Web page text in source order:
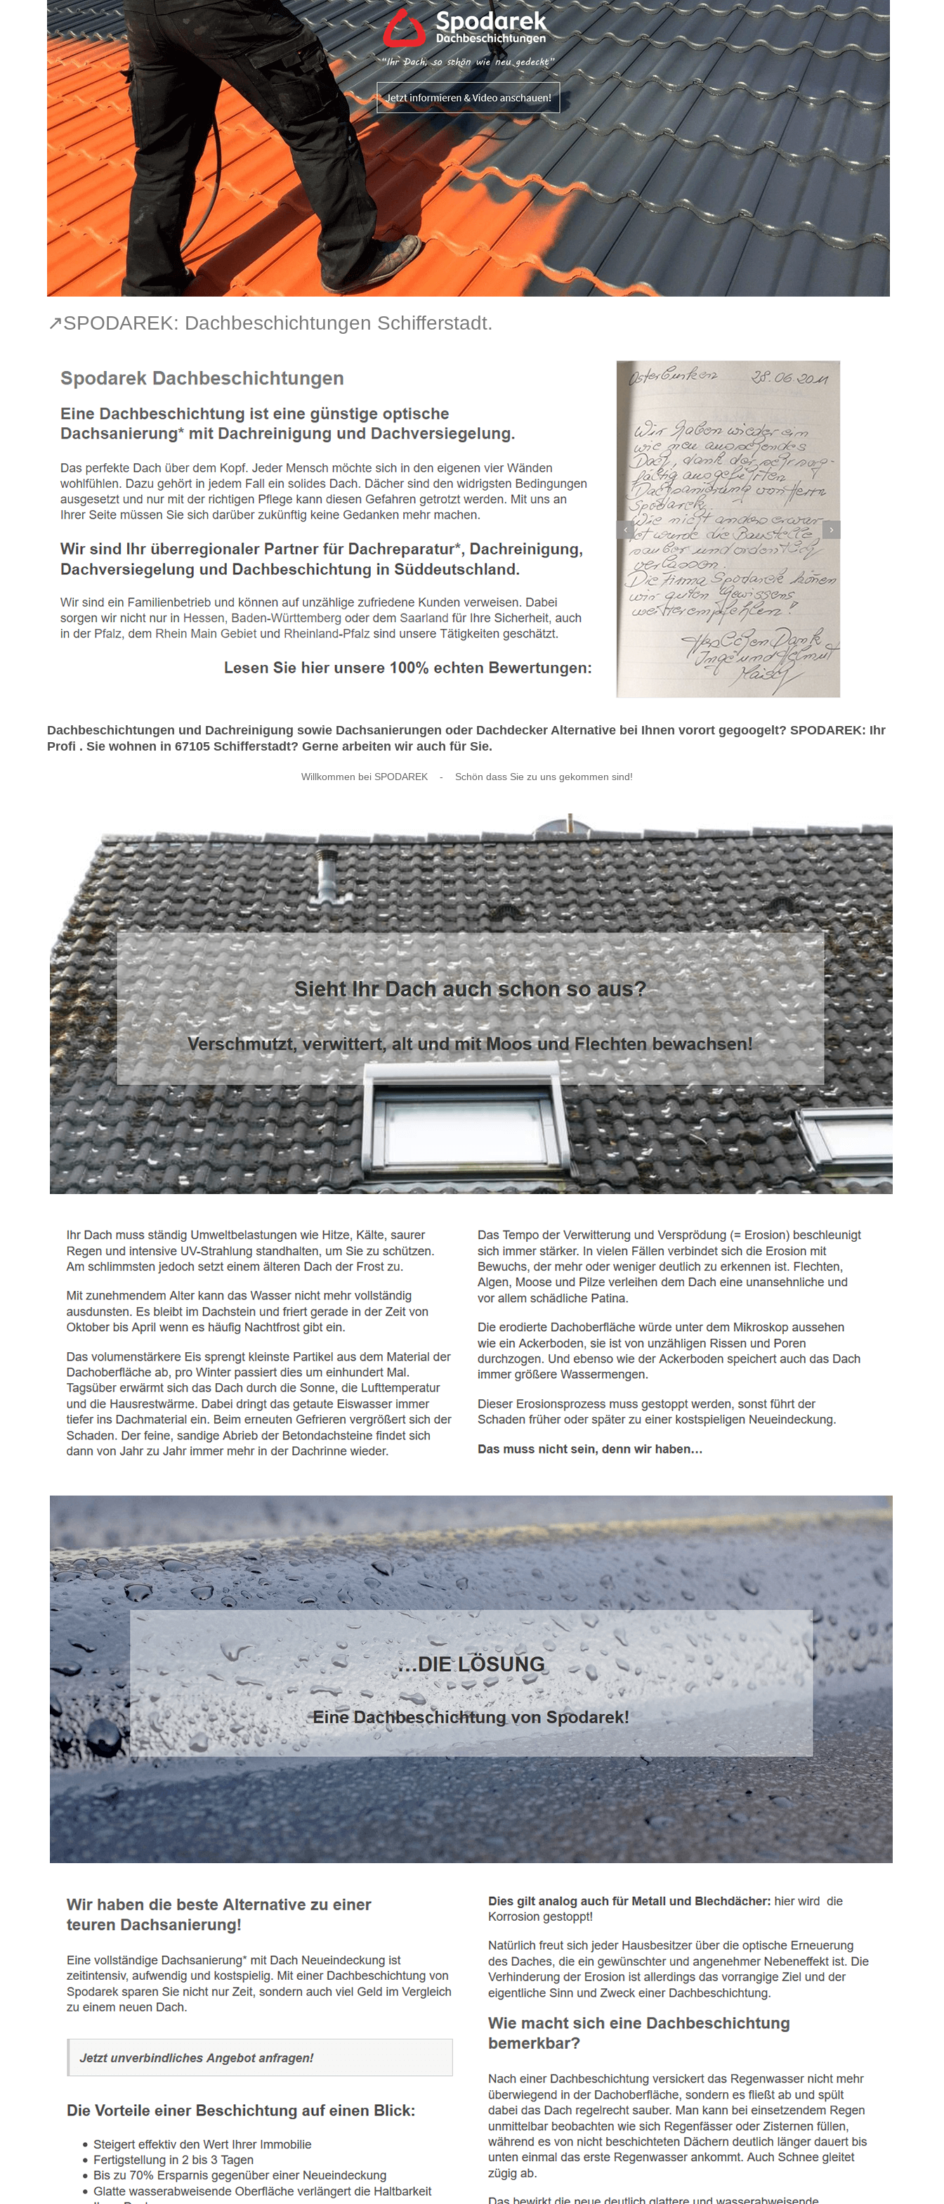
↗️SPODAREK: Dachbeschichtungen Schifferstadt.
Dachbeschichtungen und Dachreinigung sowie Dachsanierungen oder Dachdecker Alternative bei Ihnen vorort gegoogelt? SPODAREK: Ihr
Profi . Sie wohnen in 67105 Schifferstadt? Gerne arbeiten wir auch für Sie.
Willkommen bei SPODAREK - Schön dass Sie zu uns gekommen sind!